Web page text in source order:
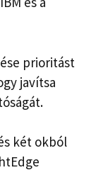
prioritást
javítsa
két okból